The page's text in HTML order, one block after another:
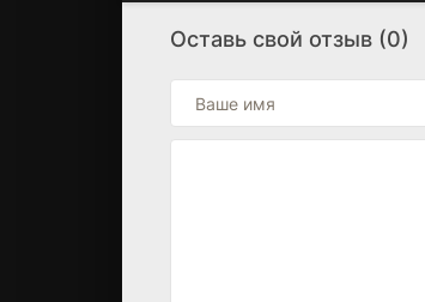
Оставь свой отзыв (0)